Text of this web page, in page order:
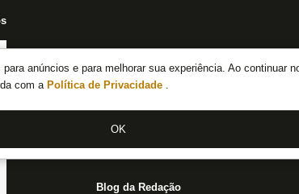
anúncios e para melhorar sua experiência. Ao continuar
com a Política de Privacidade .
OK
Notícias do Botafogo
Fórum
Jogos
Blog da Redação